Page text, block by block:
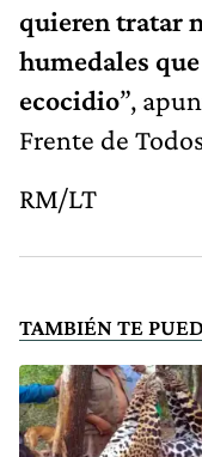
quieren tratar
humedales
ecocidio”,
Frente de
RM/LT
TAMBIÉN TE